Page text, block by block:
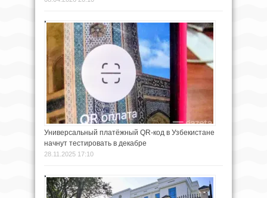
Универсальный платёжный QR-код в Узбекистане
начнут тестировать в декабре
28.11.2025 17:10